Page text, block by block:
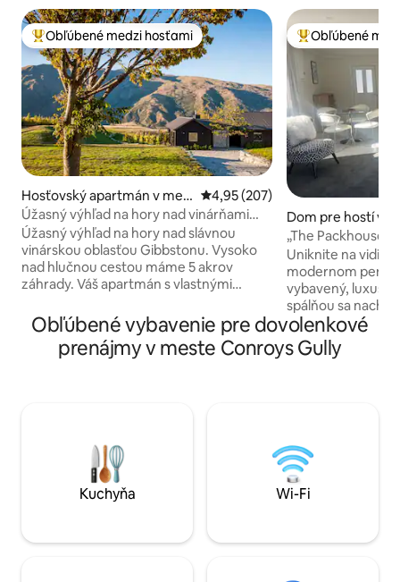
Najobľúbenejšie medzi hosťami
Obľúbené medzi hosťami
Hosťovský apartmán v mes
te Gibbston
Priemerné ohodnotenie 4,95 z
4,95 (207)
Úžasný výhľad na hory nad vinárňami
Gibbston.
Úžasný výhľad na hory nad slávnou
vinárskou oblasťou Gibbstonu. Vysoko
nad hlučnou cestou máme 5 akrov
záhrady. Váš apartmán s vlastnými
nášmu domu, ale je veľmi súkromný. Je
novo zariadený s kuchyňou s otvoreným
plánom, salónikom a jedálňou. Dve
vonkajšie ohnisko. pri popíjaní miestneho
vína a pozorovaní hviezd.
Najobľúbenejšie
Obľúbené
Dom pre hostí v
ns
„The Packhouse“
Uniknite na
modernom penzióne .
vybavený,
spálňou sa
podobnom parku. Roztiahnite sa a
vychutnajte si
krásnom
chodníkoch alebo
jednej z
oddýchnite si a
zvuky krajiny.
Obľúbené vybavenie pre dovolenkové
prenájmy v meste Conroys Gully
Kuchyňa Wi-Fi